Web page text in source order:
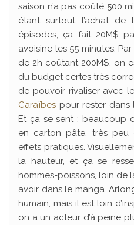
saison n’a pas coûté 500
étant surtout l’achat de
épisodes, ça fait 20M$
avoisine les 55 minutes.
de 2h coûtant 200M$, on
du budget certes très
de pouvoir rivaliser avec
Caraïbes pour rester dans
Et ça se sent : beaucoup
en carton pâte, très peu
effets pratiques.
la hauteur, et ça se
hommes-poissons, loin de
avoir dans le manga.
humain, mais il est loin
on a un acteur d’à peine